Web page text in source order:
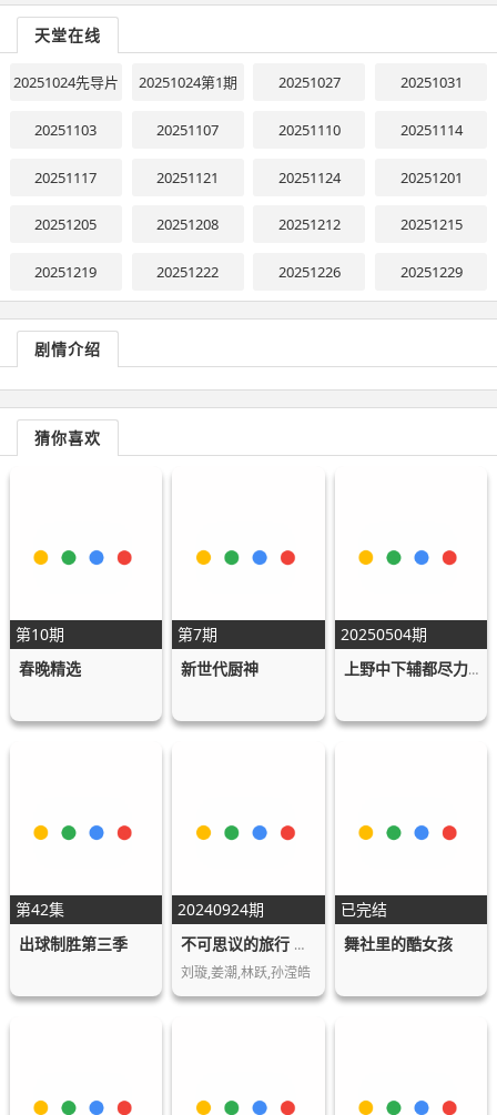
天堂在线
20251024先导片 20251024第1期 20251027 20251031
20251103 20251107 20251110 20251114
20251117 20251121 20251124 20251201
20251205 20251208 20251212 20251215
20251219 20251222 20251226 20251229
剧情介绍
猜你喜欢
第10期
春晚精选
第7期
新世代厨神
20250504期
上野中下辅都尽力啦
第42集
出球制胜第三季
20240924期
不可思议的旅行 亚洲篇
刘璇,姜潮,林跃,孙滢皓
已完结
舞社里的酷女孩